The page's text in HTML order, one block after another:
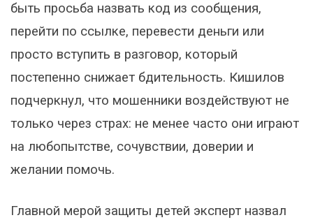
быть просьба назвать код из сообщения,
перейти по ссылке, перевести деньги или
просто вступить в разговор, который
постепенно снижает бдительность. Кишилов
подчеркнул, что мошенники воздействуют не
только через страх: не менее часто они играют
на любопытстве, сочувствии, доверии и
желании помочь.
Главной мерой защиты детей эксперт назвал